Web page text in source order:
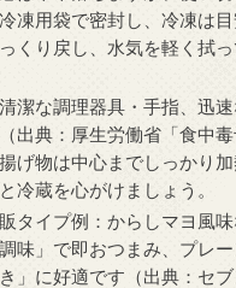
凍用袋で密封し、冷凍は
くり戻し、水気を軽く拭
潔な調理器具・手指、迅
出典：厚生労働省「食中
げ物は中心までしっかり
冷蔵を心がけましょう。
タイプ例：からしマヨ風
味」で即おつまみ、プレー
」に好適です（出典：セ